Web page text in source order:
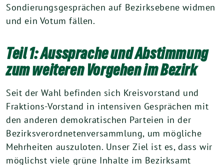
Sondierungsgesprächen auf Bezirksebene widmen
und ein Votum fällen.
Teil 1: Aussprache und Abstimmung
zum weiteren Vorgehen im Bezirk
Seit der Wahl befinden sich Kreisvorstand und
Fraktions-Vorstand in intensiven Gesprächen mit
den anderen demokratischen Parteien in der
Bezirksverordnetenversammlung, um mögliche
Mehrheiten auszuloten. Unser Ziel ist es, dass wir
möglichst viele grüne Inhalte im Bezirksamt